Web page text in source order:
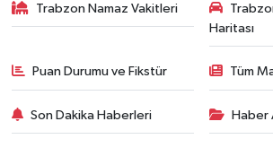
Trabzon Namaz Vakitleri
Haritası
Puan Durumu ve Fikstür Tüm
Son Dakika Haberleri Haber